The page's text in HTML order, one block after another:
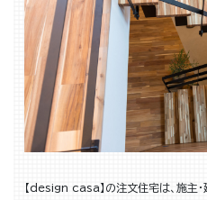
【design casa】の注文住宅は、施主